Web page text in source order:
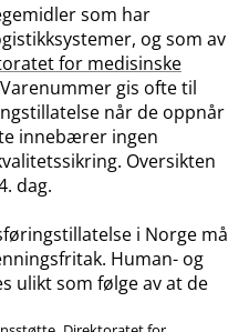
som har
og som av
for medisinske
gis ofte til
når de oppnår
innebærer ingen
Oversikten
dag.
i Norge må
Human- og
ulikt som følge av at de